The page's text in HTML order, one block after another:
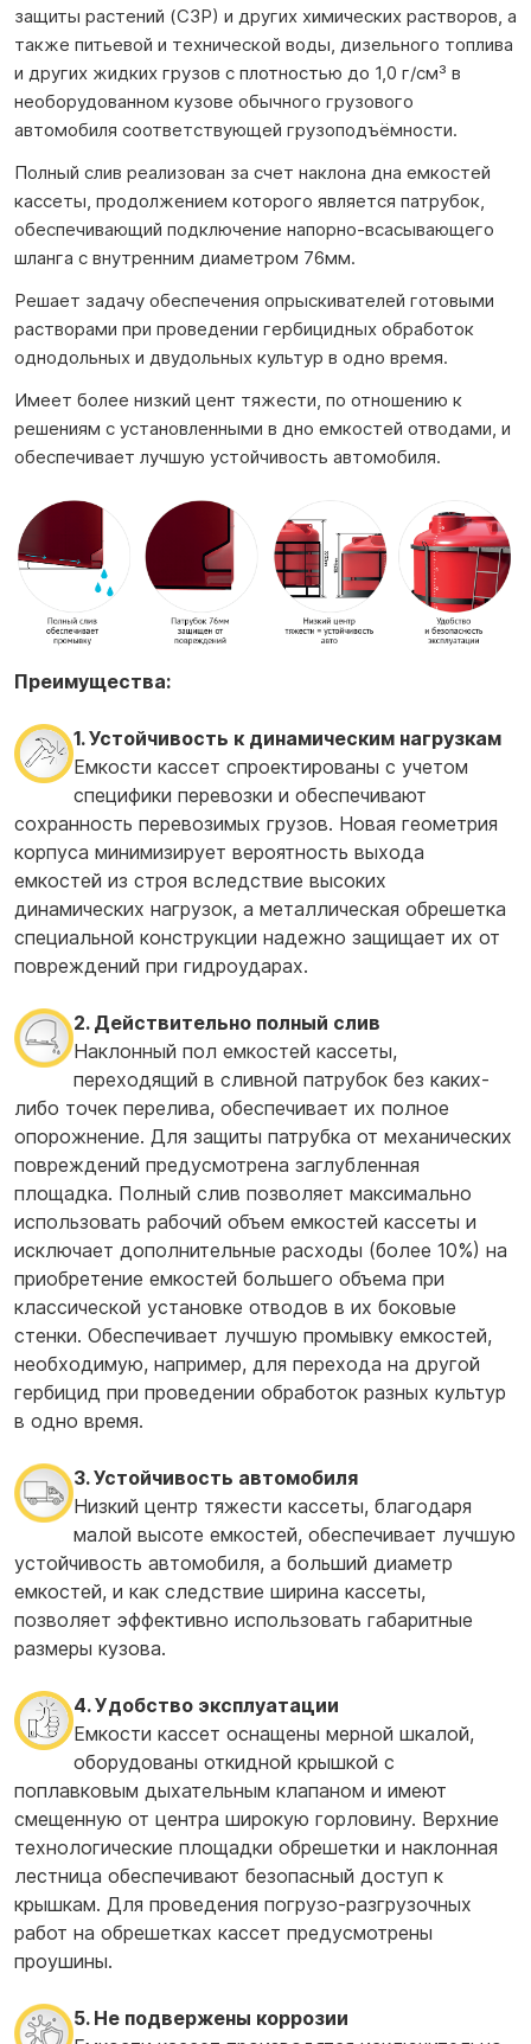
защиты растений (СЗР) и других химических растворов, а
также питьевой и технической воды, дизельного топлива
и других жидких грузов с плотностью до 1,0 г/см³ в
необорудованном кузове обычного грузового
автомобиля соответствующей грузоподъёмности.
Полный слив реализован за счет наклона дна емкостей
кассеты, продолжением которого является патрубок,
обеспечивающий подключение напорно-всасывающего
шланга с внутренним диаметром 76мм.
Решает задачу обеспечения опрыскивателей готовыми
растворами при проведении гербицидных обработок
однодольных и двудольных культур в одно время.
Имеет более низкий цент тяжести, по отношению к
решениям с установленными в дно емкостей отводами, и
обеспечивает лучшую устойчивость автомобиля.
Преимущества:
1. Устойчивость к динамическим нагрузкам
Емкости кассет спроектированы с учетом
специфики перевозки и обеспечивают
сохранность перевозимых грузов. Новая геометрия
корпуса минимизирует вероятность выхода
емкостей из строя вследствие высоких
динамических нагрузок, а металлическая обрешетка
специальной конструкции надежно защищает их от
повреждений при гидроударах.
2. Действительно полный слив
Наклонный пол емкостей кассеты,
переходящий в сливной патрубок без каких-
либо точек перелива, обеспечивает их полное
опорожнение. Для защиты патрубка от механических
повреждений предусмотрена заглубленная
площадка. Полный слив позволяет максимально
использовать рабочий объем емкостей кассеты и
исключает дополнительные расходы (более 10%) на
приобретение емкостей большего объема при
классической установке отводов в их боковые
стенки. Обеспечивает лучшую промывку емкостей,
необходимую, например, для перехода на другой
гербицид при проведении обработок разных культур
в одно время.
3. Устойчивость автомобиля
Низкий центр тяжести кассеты, благодаря
малой высоте емкостей, обеспечивает лучшую
устойчивость автомобиля, а больший диаметр
емкостей, и как следствие ширина кассеты,
позволяет эффективно использовать габаритные
размеры кузова.
4. Удобство эксплуатации
Емкости кассет оснащены мерной шкалой,
оборудованы откидной крышкой с
поплавковым дыхательным клапаном и имеют
смещенную от центра широкую горловину. Верхние
технологические площадки обрешетки и наклонная
лестница обеспечивают безопасный доступ к
крышкам. Для проведения погрузо-разгрузочных
работ на обрешетках кассет предусмотрены
проушины.
5. Не подвержены коррозии